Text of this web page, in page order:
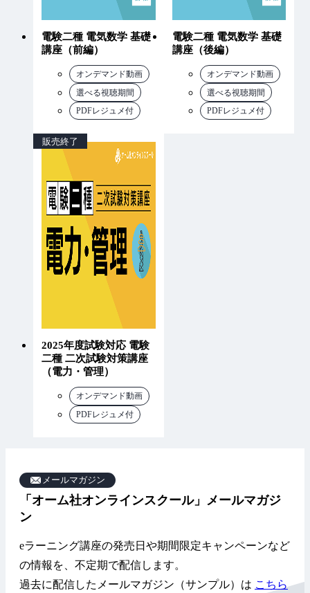
電験二種 電気数学 基礎
講座（前編）
オンデマンド動画
選べる視聴期間
PDFレジュメ付
電験二種 電気数学 基礎
講座（後編）
オンデマンド動画
選べる視聴期間
PDFレジュメ付
2025年度試験対応 電験
二種 二次試験対策講座
（電力・管理）
オンデマンド動画
PDFレジュメ付
販売終了
メールマガジン
「オーム社オンラインスクール」メールマガジ
ン
eラーニング講座の発売日や期間限定キャンペーンなど
の情報を、不定期で配信します。
過去に配信したメールマガジン（サンプル）は こちら